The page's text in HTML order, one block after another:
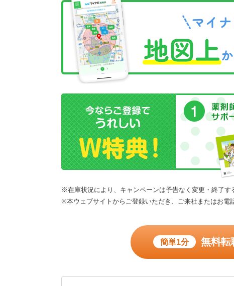
※在庫状況により、キャンペーンは予告なく変更・終了す
※本ウェブサイトからご登録いただき、ご来社またはお電
簡単1分 無料転